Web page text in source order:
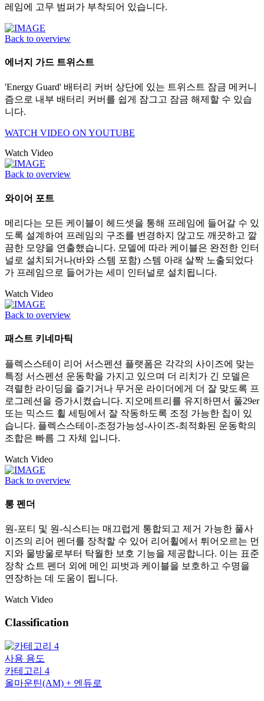
레임에 고무 범퍼가 부착되어 있습니다.
Back to overview
에너지 가드 트위스트
'Energy Guard' 배터리 커버 상단에 있는 트위스트 잠금 메커니
즘으로 내부 배터리 커버를 쉽게 잠그고 잠금 해제할 수 있습
니다.
WATCH VIDEO ON YOUTUBE
Watch Video
Back to overview
와이어 포트
메리다는 모든 케이블이 헤드셋을 통해 프레임에 들어갈 수 있
도록 설계하여 프레임의 구조를 변경하지 않고도 깨끗하고 깔
끔한 모양을 연출했습니다. 모델에 따라 케이블은 완전한 인터
널로 설치되거나(바와 스템 포함) 스템 아래 살짝 노출되었다
가 프레임으로 들어가는 세미 인터널로 설치됩니다.
Watch Video
Back to overview
패스트 키네마틱
플렉스스테이 리어 서스펜션 플랫폼은 각각의 사이즈에 맞는
특정 서스펜션 운동학을 가지고 있으며 더 리치가 긴 모델은
격렬한 라이딩을 즐기거나 무거운 라이더에게 더 잘 맞도록 프
로그레션을 증가시켰습니다. 지오메트리를 유지하면서 풀29er
또는 믹스드 휠 세팅에서 잘 작동하도록 조정 가능한 칩이 있
습니다. 플렉스스테이-조정가능성-사이즈-최적화된 운동학의
조합은 빠름 그 자체 입니다.
Watch Video
Back to overview
롱 펜더
원-포티 및 원-식스티는 매끄럽게 통합되고 제거 가능한 풀사
이즈의 리어 펜더를 장착할 수 있어 리어휠에서 튀어오르는 먼
지와 물방울로부터 탁월한 보호 기능을 제공합니다. 이는 표준
장착 쇼트 펜더 외에 메인 피벗과 케이블을 보호하고 수명을
연장하는 데 도움이 됩니다.
Watch Video
Classification
사용 용도
카테고리 4
올마운틴(AM) + 엔듀로